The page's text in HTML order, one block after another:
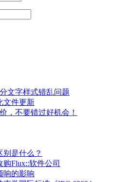
文字样式错乱问题
文件更新
，不要错过好机会！
别是什么？
Flux::软件公司
响的影响